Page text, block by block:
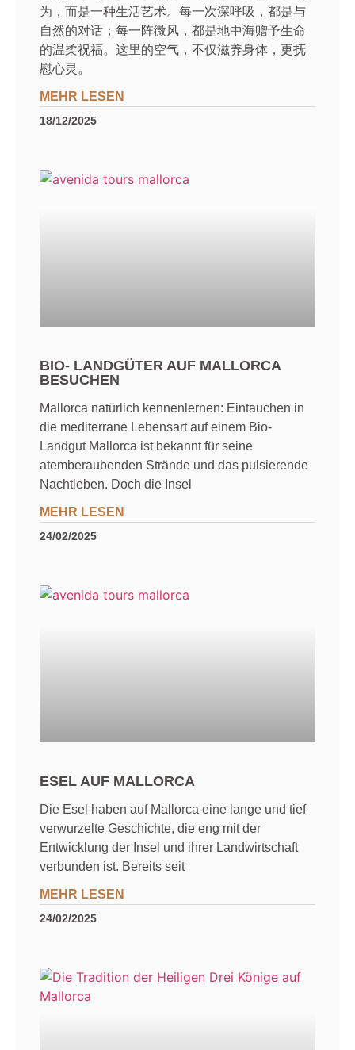
为，而是一种生活艺术。每一次深呼吸，都是与
自然的对话；每一阵微风，都是地中海赠予生命
的温柔祝福。这里的空气，不仅滋养身体，更抚
慰心灵。
MEHR LESEN
18/12/2025
BIO- LANDGÜTER AUF MALLORCA
BESUCHEN
Mallorca natürlich kennenlernen: Eintauchen in
die mediterrane Lebensart auf einem Bio-
Landgut Mallorca ist bekannt für seine
atemberaubenden Strände und das pulsierende
Nachtleben. Doch die Insel
MEHR LESEN
24/02/2025
ESEL AUF MALLORCA
Die Esel haben auf Mallorca eine lange und tief
verwurzelte Geschichte, die eng mit der
Entwicklung der Insel und ihrer Landwirtschaft
verbunden ist. Bereits seit
MEHR LESEN
24/02/2025